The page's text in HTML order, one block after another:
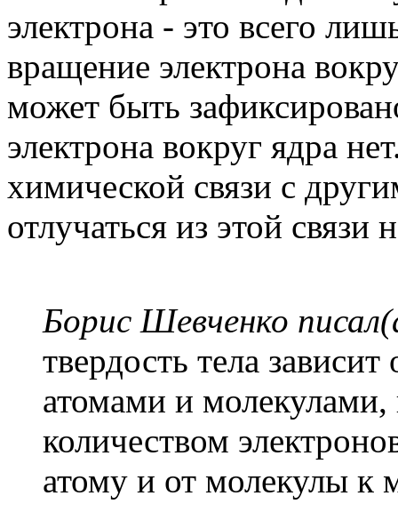
электрона - это всего
вращение электрона
может быть
электрона вокруг ядра
химической связи с
отлучаться из этой связи
Борис Шевченко
твердость тела
атомами и молекулами,
количеством
атому и от молекулы к